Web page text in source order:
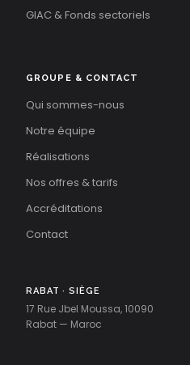
GIAC & Fonds sectoriels
GROUPE & CONTACT
Qui sommes-nous
Notre équipe
Réalisations
Nos offres & tarifs
Accréditations
Contact
RABAT · SIÈGE
17 Rue Jbel Moussa, 10090
Rabat — Maroc